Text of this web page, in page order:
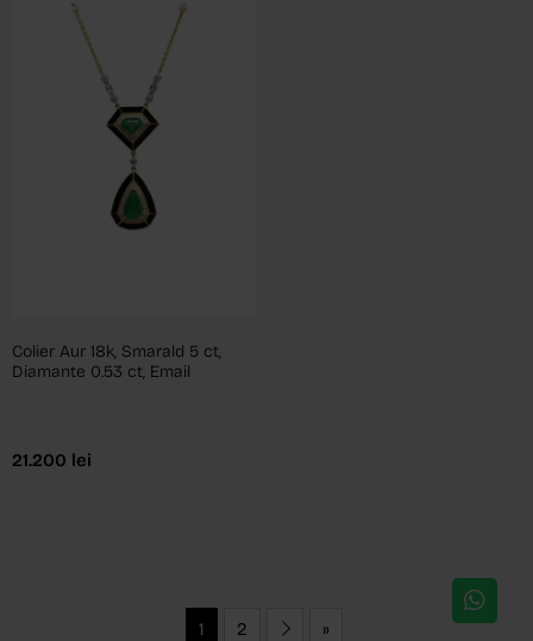
Colier Aur 18k, Smarald 5 ct,
Diamante 0.53 ct, Email
21.200 lei
1 2 »